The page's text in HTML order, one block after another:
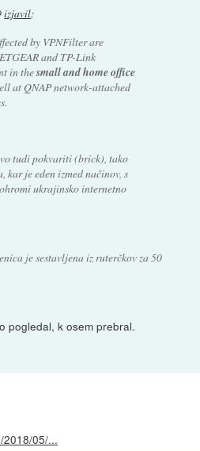
izjavil:
by VPNFilter are
and TP-Link
in thesmall and home office
at QNAP network-attached
tudi pokvariti (brick), tako
kar je eden izmed načinov, s
ukrajinsko internetno
je sestavljena iz ruterčkov za 50
pogledal, k osem prebral.
2018/05/...